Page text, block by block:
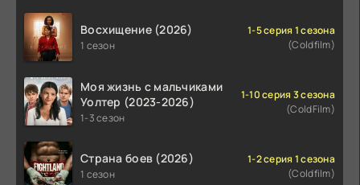
Восхищение (2026)
1 сезон
1-5 серия 1 сезона
(Coldfilm)
Моя жизнь с мальчиками
Уолтер (2023-2026)
1-3 сезон
1-10 серия 3 сезона
(ColdFilm)
Страна боев (2026)
1 сезон
1-2 серия 1 сезона
(Coldfilm)